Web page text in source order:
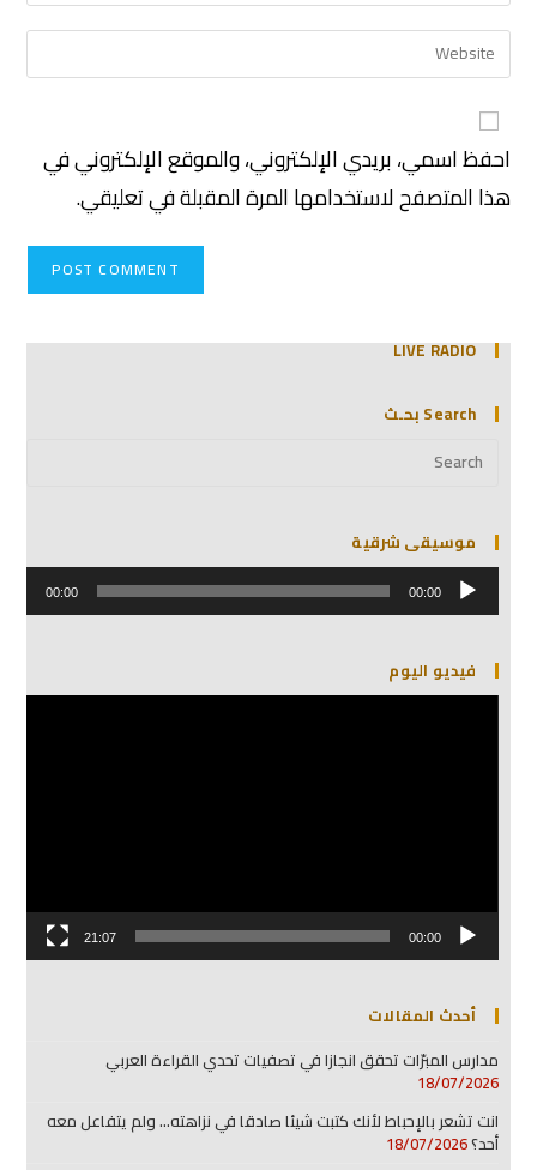
احفظ اسمي، بريدي الإلكتروني، والموقع الإلكتروني في
هذا المتصفح لاستخدامها المرة المقبلة في تعليقي.
LIVE RADIO
Search بحـث
موسيقى شرقية
مشغل
الصوت 00:00
00:00
فيديو اليوم
مشغل
00:00
21:07
أحدث المقالات
مدارس المبرّات تحقق انجازا في تصفيات تحدي القراءة العربي
18/07/2026
انت تشعر بالإحباط لأنك كتبت شيئا صادقا في نزاهته… ولم يتفاعل معه
أحد؟18/07/2026